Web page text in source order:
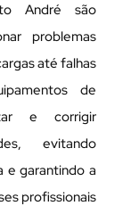
André são
problemas
até falhas
de
e corrigir
evitando
e garantindo a
profissionais